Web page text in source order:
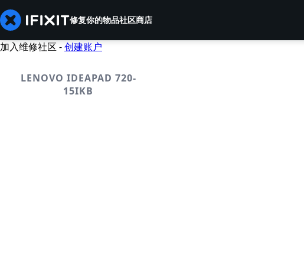
修复你的物品社区商店
加入维修社区 -创建账户
LENOVO IDEAPAD 720-
15IKB